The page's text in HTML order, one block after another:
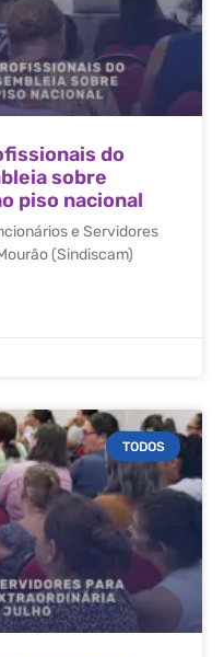
do
sobre
piso nacional
e Servidores
(Sindiscam)
TODOS